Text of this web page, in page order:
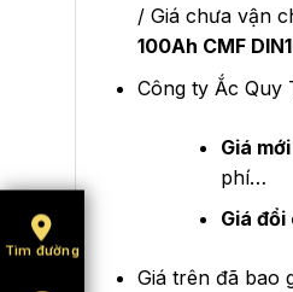
/ Giá chưa vận
100Ah CMF
Công ty Ắc Quy
Giá mới
phí…
Giá đổi
Giá trên đã bao
Tìm đường